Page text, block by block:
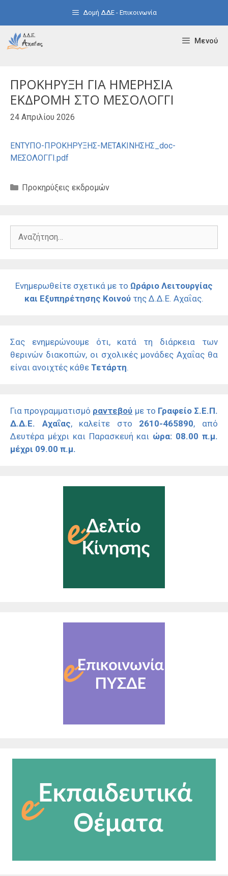
Δομή ΔΔΕ - Επικοινωνία
Μενού
ΠΡΟΚΗΡΥΞΗ ΓΙΑ ΗΜΕΡΗΣΙΑ
ΕΚΔΡΟΜΗ ΣΤΟ ΜΕΣΟΛΟΓΓΙ
24 Απριλίου 2026
ΕΝΤΥΠΟ-ΠΡΟΚΗΡΥΞΗΣ-ΜΕΤΑΚΙΝΗΣΗΣ_doc-
ΜΕΣΟΛΟΓΓΙ.pdf
Κατηγορίες
Προκηρύξεις εκδρομών
Αναζήτηση
Ενημερωθείτε σχετικά με το Ωράριο Λειτουργίας
και Εξυπηρέτησης Κοινού της Δ.Δ.Ε. Αχαΐας.
Σας ενημερώνουμε ότι, κατά τη διάρκεια των
θερινών διακοπών, οι σχολικές μονάδες Αχαΐας θα
είναι ανοιχτές κάθε Τετάρτη.
Για προγραμματισμό ραντεβού με το Γραφείο Σ.Ε.Π.
Δ.Δ.Ε. Αχαΐας, καλείτε στο 2610-465890, από
Δευτέρα μέχρι και Παρασκευή και ώρα: 08.00 π.μ.
μέχρι 09.00 π.μ.